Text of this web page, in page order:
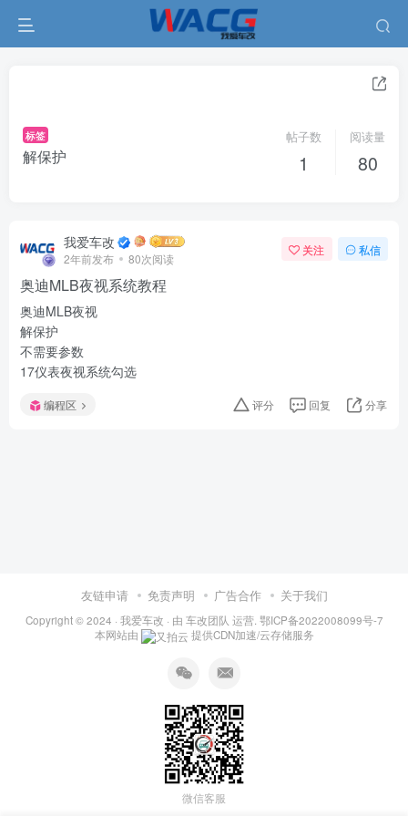
标签
解保护
帖子数
1
阅读量
80
我爱车改
2年前发布 80次阅读
关注 私信
奥迪MLB夜视系统教程
奥迪MLB夜视
解保护
不需要参数
17仪表夜视系统勾选
编程区 评分 回复 分享
友链申请 免责声明 广告合作 关于我们
Copyright © 2024 · 我爱车改 · 由 车改团队 运营. 鄂ICP备2022008099号-7
本网站由
提供CDN加速/云存储服务
微信客服